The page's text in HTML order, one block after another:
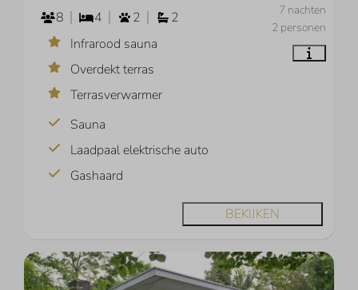
7 nachten
2 personen
8
4 2
2
Infrarood sauna
Overdekt terras
Terrasverwarmer
Sauna
Laadpaal elektrische auto
Gashaard
BEKIJKEN